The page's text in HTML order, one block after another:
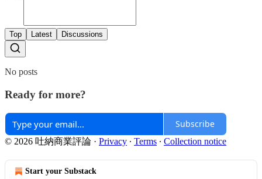
Top Latest Discussions
No posts
Ready for more?
Subscribe
© 2026 吐納商業評論 · Privacy ∙ Terms ∙ Collection notice
Start your Substack